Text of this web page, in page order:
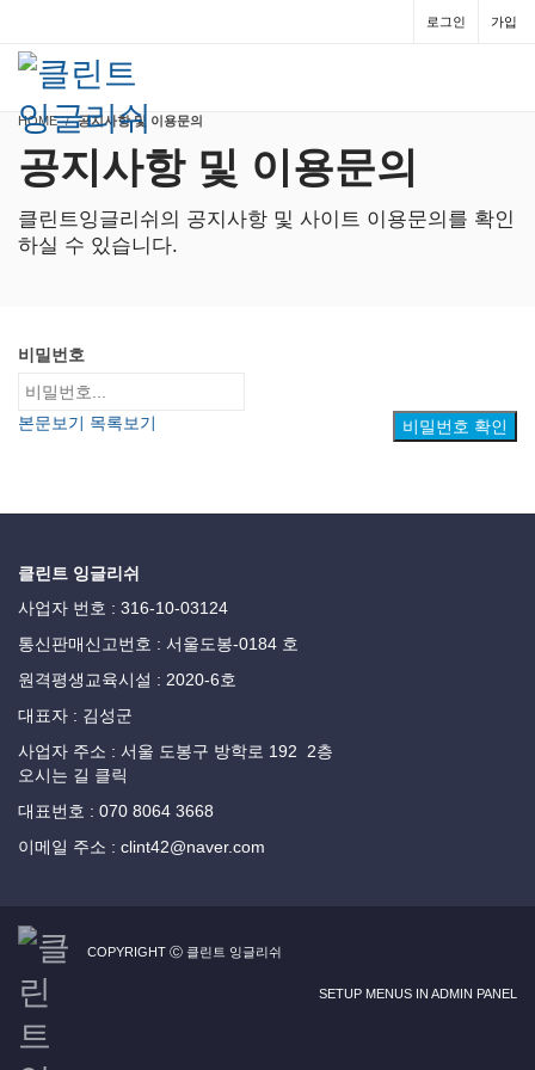
로그인 가입
HOME 공지사항 및 이용문의
공지사항 및 이용문의
클린트잉글리쉬의 공지사항 및 사이트 이용문의를 확인
하실 수 있습니다.
비밀번호
본문보기 목록보기 비밀번호 확인
클린트 잉글리쉬
사업자 번호 : 316-10-03124
통신판매신고번호 : 서울도봉-0184 호
원격평생교육시설 : 2020-6호
대표자 : 김성군
사업자 주소 : 서울 도봉구 방학로 192 2층
오시는 길 클릭
대표번호 : 070 8064 3668
이메일 주소 : clint42@naver.com
COPYRIGHT Ⓒ 클린트 잉글리쉬
SETUP MENUS IN ADMIN PANEL